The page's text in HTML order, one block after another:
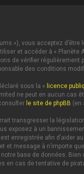
»), vous acceptez d’être
et accéder à « Planète
de vérifier régulièrement
des conditions
sous la « licence
ne peut en aucun cas
le site de phpBB (en
transgresser la
exposez à un
enregistrée afin d’aider
et message à n’importe
base de données. Bien
en cas de tentative de